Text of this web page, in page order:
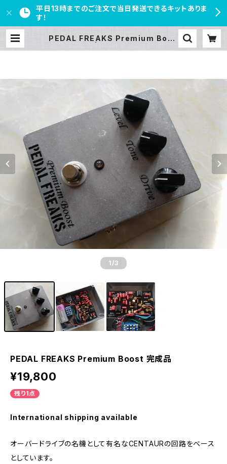
平日13時までのご注文で当日発送できるキットありま
す！
PEDAL FREAKS Premium Boos
1 /3
PEDAL FREAKS Premium Boost 完成品
¥19,800
残り1点
International shipping available
オーバードライブの名機として有名なCENTAURの回路をベース
としています。